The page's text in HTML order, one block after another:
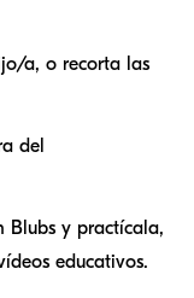
a, o recorta las
del
Blubs y practícala,
educativos.